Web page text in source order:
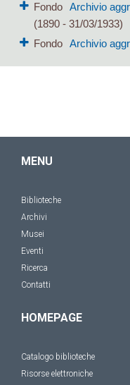
Fondo
Archivio
(1890 - 31/03/1933)
Fondo
Archivio
MENU
Biblioteche
Archivi
Musei
Eventi
Ricerca
Contatti
HOMEPAGE
Catalogo biblioteche
Risorse elettroniche